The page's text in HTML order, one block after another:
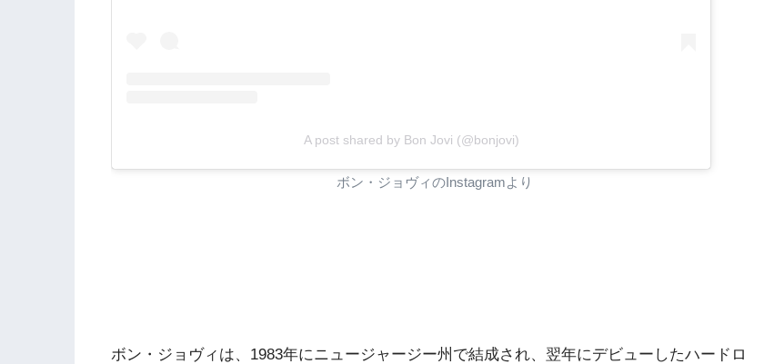
A post shared by Bon Jovi (@bonjovi)
ボン・ジョヴィのInstagramより
ボン・ジョヴィは、1983年にニュージャージー州で結成され、翌年にデビューしたハードロ